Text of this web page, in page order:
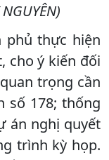
phủ thực hiện
cho ý kiến đối
trọng cần
số 178; thống
án nghị quyết
trình kỳ họp.